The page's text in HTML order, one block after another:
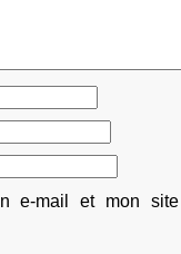
e-mail et mon